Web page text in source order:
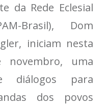
da Rede Eclesial
Brasil), Dom
iniciam nesta
novembro, uma
diálogos para
dos povos